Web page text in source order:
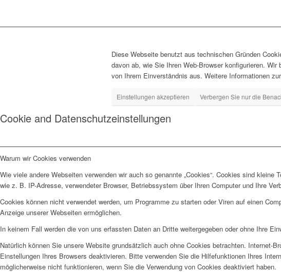
Diese Webseite benutzt aus technischen Gründen
davon ab, wie Sie Ihren Web-Browser konfigurieren.
von Ihrem Einverständnis aus. Weitere Informationen
Einstellungen akzeptieren Verbergen Sie nur die
Cookie and Datenschutzeinstellungen
Warum wir Cookies verwenden
Wie viele andere Webseiten verwenden wir auch so genannte „Cookies“. Cookies sind
wie z. B. IP-Adresse, verwendeter Browser, Betriebssystem über Ihren Computer und Ihre
Cookies können nicht verwendet werden, um Programme zu starten oder Viren auf einen
Anzeige unserer Webseiten ermöglichen.
In keinem Fall werden die von uns erfassten Daten an Dritte weitergegeben oder ohne Ihre
Natürlich können Sie unsere Website grundsätzlich auch ohne Cookies betrachten.
Einstellungen Ihres Browsers deaktivieren. Bitte verwenden Sie die Hilfefunktionen Ihres
möglicherweise nicht funktionieren, wenn Sie die Verwendung von Cookies deaktiviert haben.